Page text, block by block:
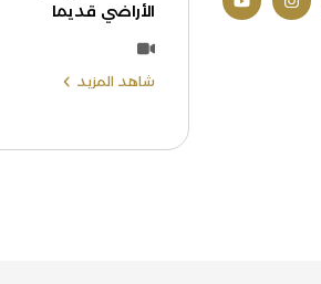
الأراضي قديما
شاهد المزيد